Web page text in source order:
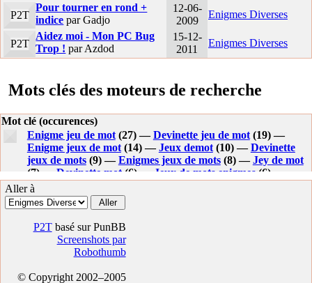
P2T
Pour tourner en rond +
indice par Gadjo
12-06-
2009
Enigmes Diverses
P2T
Aidez moi - Mon PC Bug
Trop ! par Azdod
15-12-
2011
Enigmes Diverses
Mots clés des moteurs de recherche
Mot clé (occurences)
Enigme jeu de mot(27) —Devinette jeu de mot(19) —
Enigme jeux de mot(14) —Jeux demot(10) —Devinette
jeux de mots(9) —Enigmes jeux de mots(8) —Jey de mot
(7) — Devinette mot(6) — Jeux de mots enigmes(6) —
Enigme jeu de mots
de mot(5) —Enigme 374
Jeux de mot(4) —Juedemot
de mots(3) —Enigme de mots
de mot avec tisane(3) —
devinette mot(3) —Devinette enigmejeu de mot
Devinette jeu de mots
de mot enigme(3) —
Aller à
P2Tbasé sur PunBB
Screenshots par
Robothumb
© Copyright 2002–2005